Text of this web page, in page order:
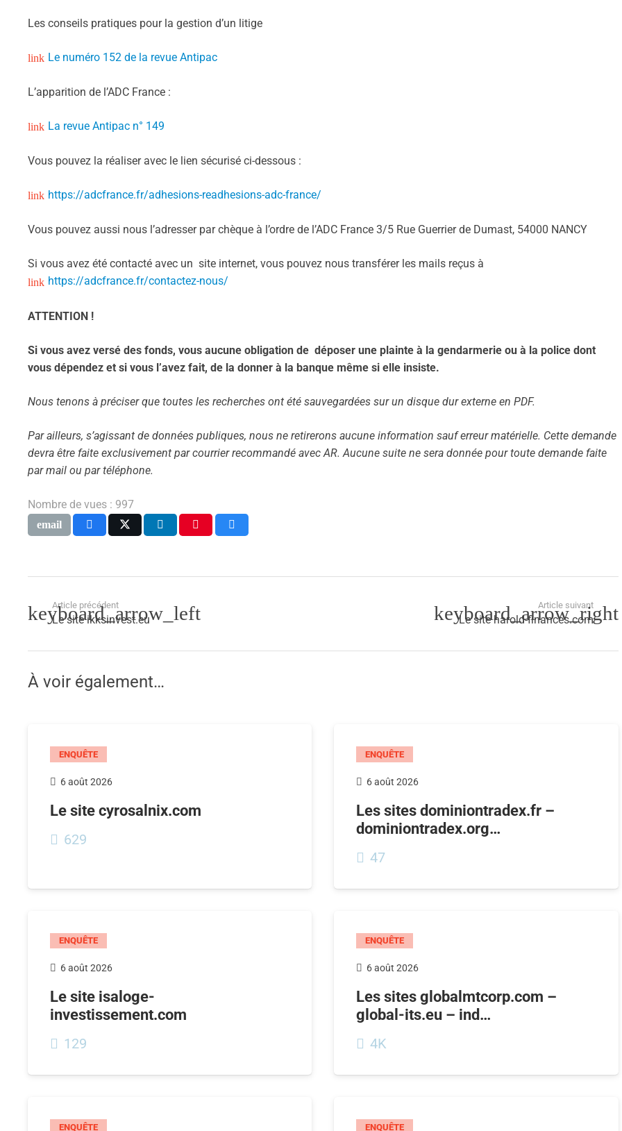
Les conseils pratiques pour la gestion d’un litige
Le numéro 152 de la revue Antipac
L’apparition de l’ADC France :
La revue Antipac n° 149
Vous pouvez la réaliser avec le lien sécurisé ci-dessous :
https://adcfrance.fr/adhesions-readhesions-adc-france/
Vous pouvez aussi nous l’adresser par chèque à l’ordre de l’ADC France 3/5 Rue Guerrier de Dumast, 54000 NANCY
Si vous avez été contacté avec un site internet, vous pouvez nous transférer les mails reçus à
https://adcfrance.fr/contactez-nous/
ATTENTION !
Si vous avez versé des fonds, vous aucune obligation de déposer une plainte à la gendarmerie ou à la police dont
vous dépendez et si vous l’avez fait, de la donner à la banque même si elle insiste.
Nous tenons à préciser que toutes les recherches ont été sauvegardées sur un disque dur externe en PDF.
Par ailleurs, s’agissant de données publiques, nous ne retirerons aucune information sauf erreur matérielle. Cette demande
devra être faite exclusivement par courrier recommandé avec AR. Aucune suite ne sera donnée pour toute demande faite
par mail ou par téléphone.
Nombre de vues : 997
Article précédent
Le site ikksinvest.eu
Article suivant
Le site harold-finances.com
À voir également…
ENQUÊTE
6 août 2026
Le site cyrosalnix.com
629
ENQUÊTE
6 août 2026
Les sites dominiontradex.fr –
dominiontradex.org…
47
ENQUÊTE
6 août 2026
Le site isaloge-
investissement.com
129
ENQUÊTE
6 août 2026
Les sites globalmtcorp.com –
global-its.eu – ind…
4K
ENQUÊTE ENQUÊTE